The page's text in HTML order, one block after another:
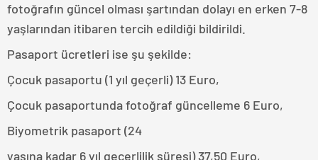
fotoğrafın güncel olması şartından dolayı en erken 7-8
yaşlarından itibaren tercih edildiği bildirildi.
Pasaport ücretleri ise şu şekilde:
Çocuk pasaportu (1 yıl geçerli) 13 Euro,
Çocuk pasaportunda fotoğraf güncelleme 6 Euro,
Biyometrik pasaport (24
yaşına kadar 6 yıl geçerlilik süresi) 37,50 Euro,